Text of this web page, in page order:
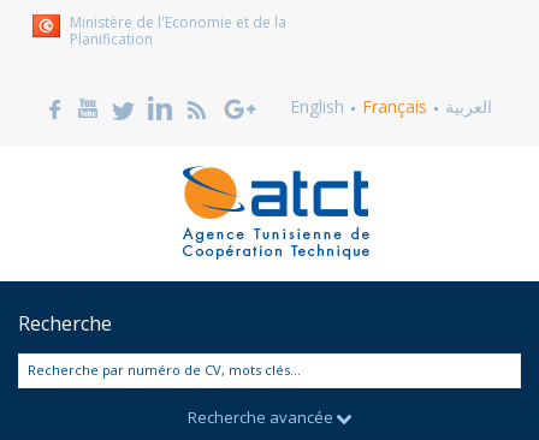
Ministère de l'Economie et de la
Planification
English Français العربية
Recherche
Recherche par numéro de CV, mots clés...
Recherche avancée